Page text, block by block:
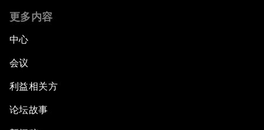
更多内容
中心
会议
利益相关方
论坛故事